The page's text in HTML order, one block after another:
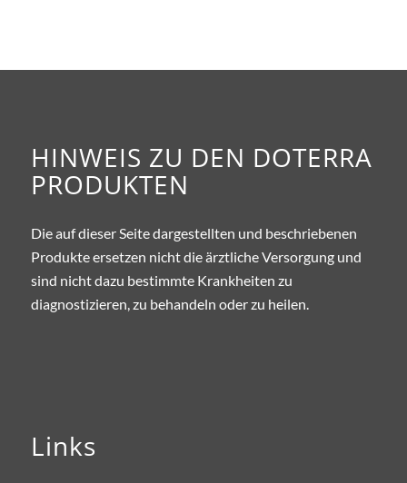
HINWEIS ZU DEN DOTERRA
PRODUKTEN
Die auf dieser Seite dargestellten und beschriebenen
Produkte ersetzen nicht die ärztliche Versorgung und
sind nicht dazu bestimmte Krankheiten zu
diagnostizieren, zu behandeln oder zu heilen.
Links